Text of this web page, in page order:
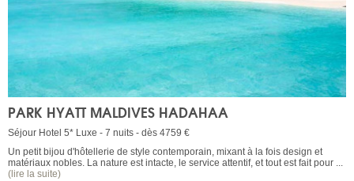
PARK HYATT MALDIVES HADAHAA
Séjour Hotel 5* Luxe - 7 nuits - dès 4759 €
Un petit bijou d'hôtellerie de style contemporain, mixant à la fois design et
matériaux nobles. La nature est intacte, le service attentif, et tout est fait pour ...
(lire la suite)